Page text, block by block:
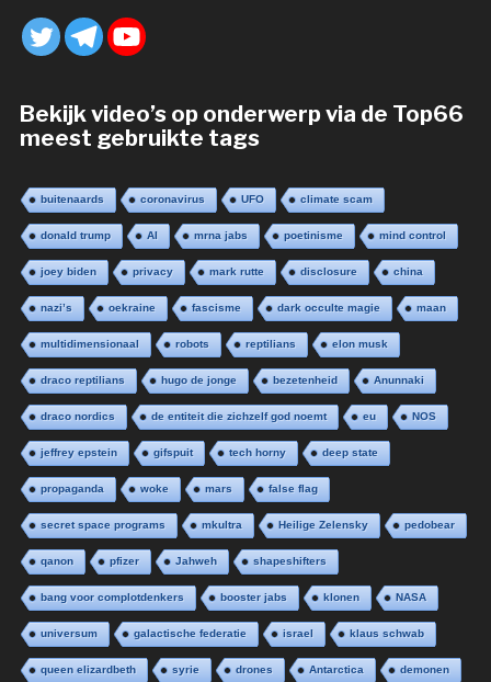
Bekijk video’s op onderwerp via de Top66
meest gebruikte tags
buitenaards coronavirus UFO climate scam
donald trump AI mrna jabs poetinisme mind control
joey biden privacy mark rutte disclosure china
nazi’s oekraine fascisme dark occulte magie maan
multidimensionaal robots reptilians elon musk
draco reptilians hugo de jonge bezetenheid Anunnaki
draco nordics de entiteit die zichzelf god noemt eu NOS
jeffrey epstein gifspuit tech horny deep state
propaganda woke mars false flag
secret space programs mkultra Heilige Zelensky pedobear
qanon pfizer Jahweh shapeshifters
bang voor complotdenkers booster jabs klonen NASA
universum galactische federatie israel klaus schwab
queen elizardbeth syrie drones Antarctica demonen